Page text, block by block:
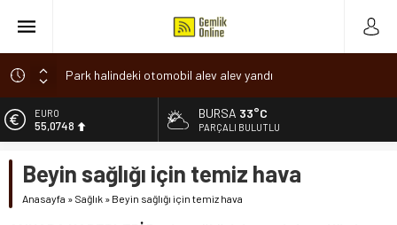
Park halindeki otomobil alev alev yandı
Osmangazi’de baharın müjdesi ‘Hıdırellez’ coşkuyla kutlandı
7 aylık hamileyken evden çıktı, sırra kadem bastı
Romanya’da Hıdırellez Coşkusu
ALTIN
6.623,43
13.785,25
DOLAR
BURSA 33°C
PARÇALI BULUTLU
Beyin sağlığı için temiz hava
Anasayfa » Sağlık » Beyin sağlığı için temiz hava